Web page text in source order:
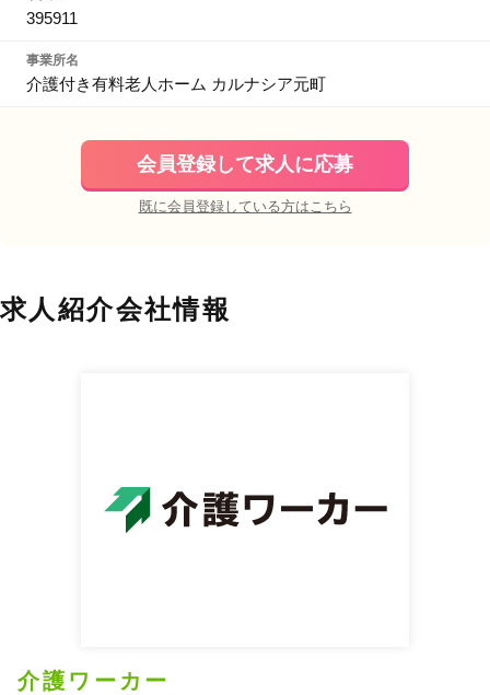
395911
事業所名
介護付き有料老人ホーム カルナシア元町
会員登録して求人に応募
既に会員登録している方はこちら
求人紹介会社情報
介護ワーカー